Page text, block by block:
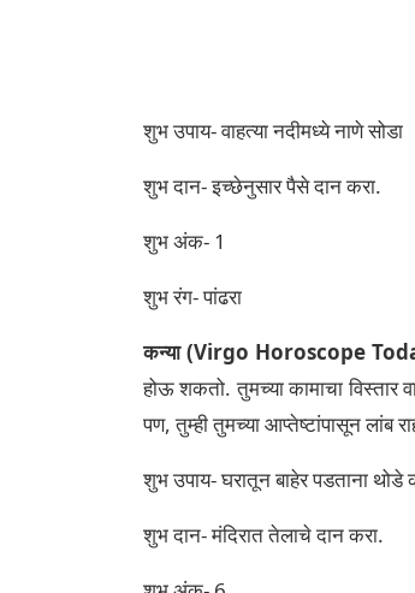
शुभ उपाय- वाहत्या नदीमध्ये नाणे सोडा
शुभ दान- इच्छेनुसार पैसे दान करा.
शुभ अंक- 1
शुभ रंग- पांढरा
कन्या (Virgo Horoscope
होऊ शकतो. तुमच्या कामाचा विस्तार
पण, तुम्ही तुमच्या आप्तेष्टांपासून लांब
शुभ उपाय- घरातून बाहेर पडताना थोडे
शुभ दान- मंदिरात तेलाचे दान करा.